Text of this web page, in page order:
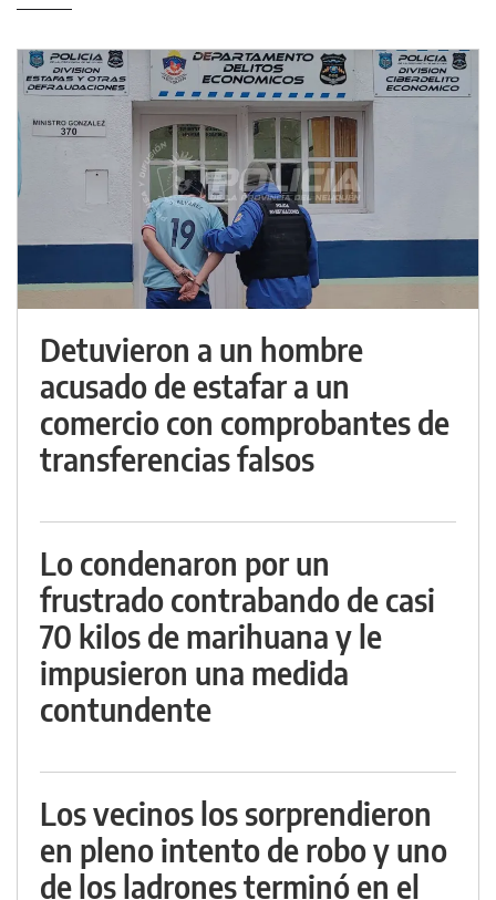
Detuvieron a un hombre
acusado de estafar a un
comercio con comprobantes de
transferencias falsos
Lo condenaron por un
frustrado contrabando de casi
70 kilos de marihuana y le
impusieron una medida
contundente
Los vecinos los sorprendieron
en pleno intento de robo y uno
de los ladrones terminó en el